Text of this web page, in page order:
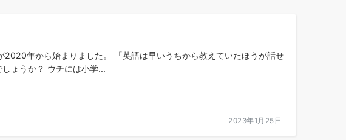
年から始まりました。 「英語は早いうちから教えていたほうが話せ
ょうか？ ウチには小学...
2023年1月25日